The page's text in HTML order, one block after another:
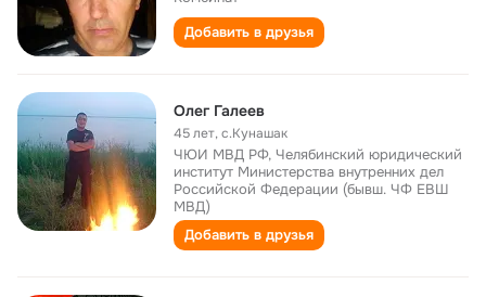
Добавить в друзья
Олег Галеев
45 лет,с.Кунашак
ЧЮИ МВД РФ, Челябинский юридический
институт Министерства внутренних дел
Российской Федерации (бывш. ЧФ ЕВШ
МВД)
Добавить в друзья